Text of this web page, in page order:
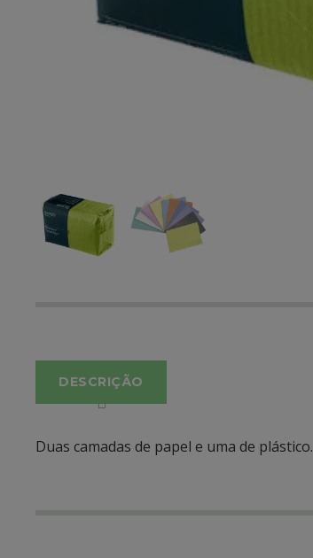
DESCRIÇÃO
Duas camadas de papel e uma de plástico.